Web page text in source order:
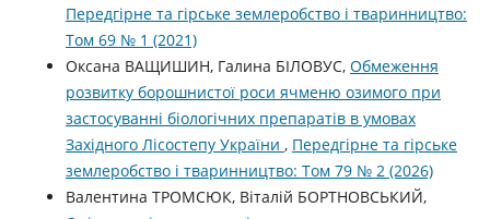
Передгірне та гірське землеробство і тваринництво:
Том 69 № 1 (2021)
Оксана ВАЩИШИН, Галина БІЛОВУС, Обмеження
розвитку борошнистої роси ячменю озимого при
застосуванні біологічних препаратів в умовах
Західного Лісостепу України , Передгірне та гірське
землеробство і тваринництво: Том 79 № 2 (2026)
Валентина ТРОМСЮК, Віталій БОРТНОВСЬКИЙ,